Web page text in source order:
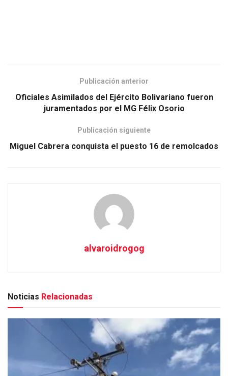
Publicación anterior
Oficiales Asimilados del Ejército Bolivariano fueron
juramentados por el MG Félix Osorio
Publicación siguiente
Miguel Cabrera conquista el puesto 16 de remolcados
alvaroidrogog
Noticias Relacionadas